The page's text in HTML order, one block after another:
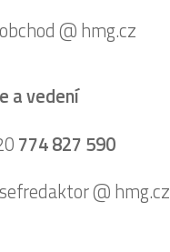
obchod @ hmg.cz
a vedení
774 827 590
sefredaktor @ hmg.cz